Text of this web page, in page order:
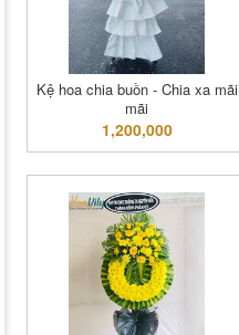
Kệ hoa chia buồn - Chia xa mãi
mãi
1,200,000